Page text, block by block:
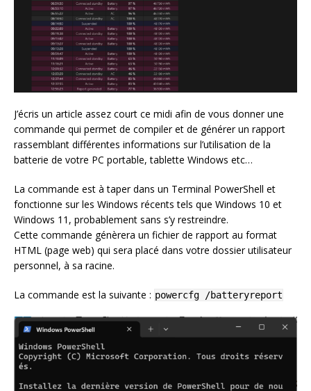
J’écris un article assez court ce midi afin de vous donner une
commande qui permet de compiler et de générer un rapport
rassemblant différentes informations sur l’utilisation de la
batterie de votre PC portable, tablette Windows etc…
La commande est à taper dans un Terminal PowerShell et
fonctionne sur les Windows récents tels que Windows 10 et
Windows 11, probablement sans s’y restreindre.
Cette commande génèrera un fichier de rapport au format
HTML (page web) qui sera placé dans votre dossier utilisateur
personnel, à sa racine.
La commande est la suivante : powercfg /batteryreport